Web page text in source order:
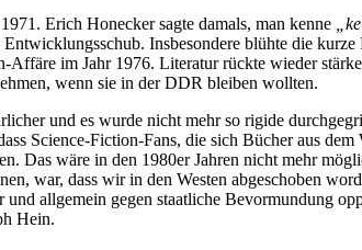
Erich Honecker sagte damals, man kenne
Insbesondere blühte die
im Jahr 1976. Literatur rückte wieder
wenn sie in der DDR bleiben wollten.
und es wurde nicht mehr so rigide
Science-Fiction-Fans, die sich Bücher aus dem
Das wäre in den 1980er Jahren nicht mehr
war, dass wir in den Westen abgeschoben
allgemein gegen staatliche Bevormundung
Hein.